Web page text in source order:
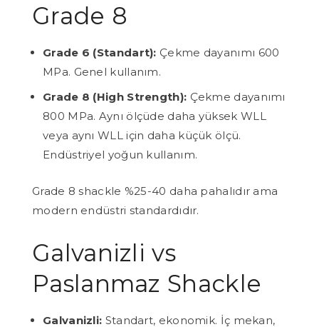
Grade 8
Grade 6 (Standart): Çekme dayanımı 600
MPa. Genel kullanım.
Grade 8 (High Strength): Çekme dayanımı
800 MPa. Aynı ölçüde daha yüksek WLL
veya aynı WLL için daha küçük ölçü.
Endüstriyel yoğun kullanım.
Grade 8 shackle %25-40 daha pahalıdır ama
modern endüstri standardıdır.
Galvanizli vs
Paslanmaz Shackle
Galvanizli: Standart, ekonomik. İç mekan,